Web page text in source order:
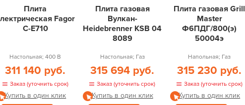
Плита
Fagor
C-E710
Настольная; 400 В
311 140 руб.
Заказ (уточнить срок)
Купить в один клик
Плита газовая
Вулкан-
Heidebrenner KSB 04
8089
Настольная; Газ
315 694 руб.
Заказ (уточнить срок)
Купить в один клик
Плита газовая Grill
Master
Ф6ПДГ/800(э)
50004э
Напольная; Газ
315 230 руб.
Заказ (уточнить срок)
Купить в один клик